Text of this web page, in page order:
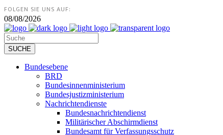
FOLGEN SIE UNS AUF:
08/08/2026
Bundesebene
BRD
Bundesinnenministerium
Bundesjustizministerium
Nachrichtendienste
Bundesnachrichtendienst
Militärischer Abschirmdienst
Bundesamt für Verfassungsschutz